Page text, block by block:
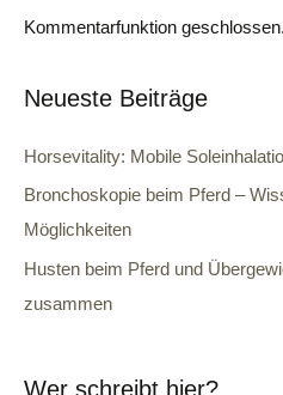
Kommentarfunktion geschlossen.
Neueste Beiträge
Horsevitality: Mobile
Bronchoskopie beim Pferd –
Möglichkeiten
Husten beim Pferd und
zusammen
Wer schreibt hier?